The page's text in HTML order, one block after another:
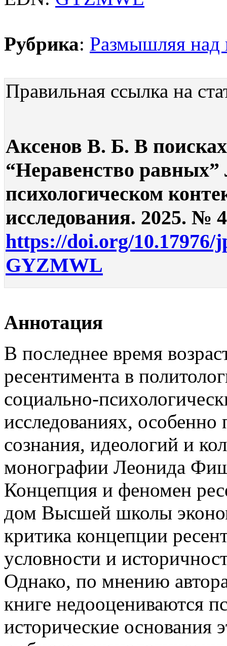
Рубрика: Размышляя
Правильная ссылка на
Аксенов В. Б. В
“Неравенство
психологическом
исследования. 2025. №
https://doi.org/10.17976/
GYZMWL
Аннотация
В последнее время
ресентимента в
социально-
исследованиях,
сознания, идеологий и
монографии Леонида
Концепция и феномен
дом Высшей школы
критика концепции
условности и
Однако, по мнению
книге недооцениваются
исторические